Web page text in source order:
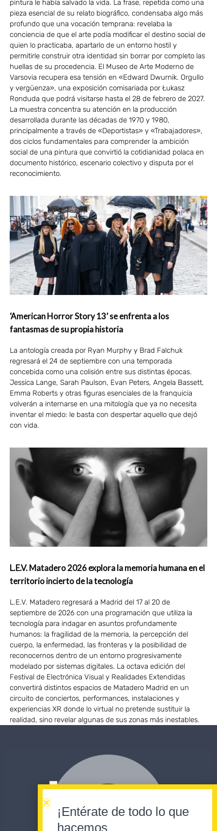
pintura le había salvado la vida. La frase, repetida como una
pieza esencial de su relato biográfico, condensaba algo más
profundo que una vocación temprana: revelaba la
conciencia de que el arte podía modificar el destino social de
quien lo practicaba, apartarlo de un entorno hostil y
permitirle construir otra identidad sin borrar por completo las
huellas de su procedencia. El Museo de Arte Moderno de
Varsovia recupera esa tensión en «Edward Dwurnik. Orgullo
y vergüenza», una exposición comisariada por Łukasz
Ronduda que podrá visitarse hasta el 28 de febrero de 2027.
La muestra concentra su atención en la producción
desarrollada durante las décadas de 1970 y 1980,
principalmente a través de «Deportistas» y «Trabajadores»,
dos ciclos fundamentales para comprender la ambición
social de una pintura que convirtió la cotidianidad polaca en
documento histórico, escenario colectivo y disputa por el
reconocimiento.
‘American Horror Story 13’ se enfrenta a los
fantasmas de su propia historia
La antología creada por Ryan Murphy y Brad Falchuk
regresará el 24 de septiembre con una temporada
concebida como una colisión entre sus distintas épocas.
Jessica Lange, Sarah Paulson, Evan Peters, Angela Bassett,
Emma Roberts y otras figuras esenciales de la franquicia
volverán a internarse en una mitología que ya no necesita
inventar el miedo: le basta con despertar aquello que dejó
con vida.
L.E.V. Matadero 2026 explora la memoria humana en el
territorio incierto de la tecnología
L.E.V. Matadero regresará a Madrid del 17 al 20 de
septiembre de 2026 con una programación que utiliza la
tecnología para indagar en asuntos profundamente
humanos: la fragilidad de la memoria, la percepción del
cuerpo, la enfermedad, las fronteras y la posibilidad de
reconocernos dentro de un entorno progresivamente
modelado por sistemas digitales. La octava edición del
Festival de Electrónica Visual y Realidades Extendidas
convertirá distintos espacios de Matadero Madrid en un
circuito de conciertos, performances, instalaciones y
experiencias XR donde lo virtual no pretende sustituir la
realidad, sino revelar algunas de sus zonas más inestables.
¡Entérate de todo lo que
hacemos